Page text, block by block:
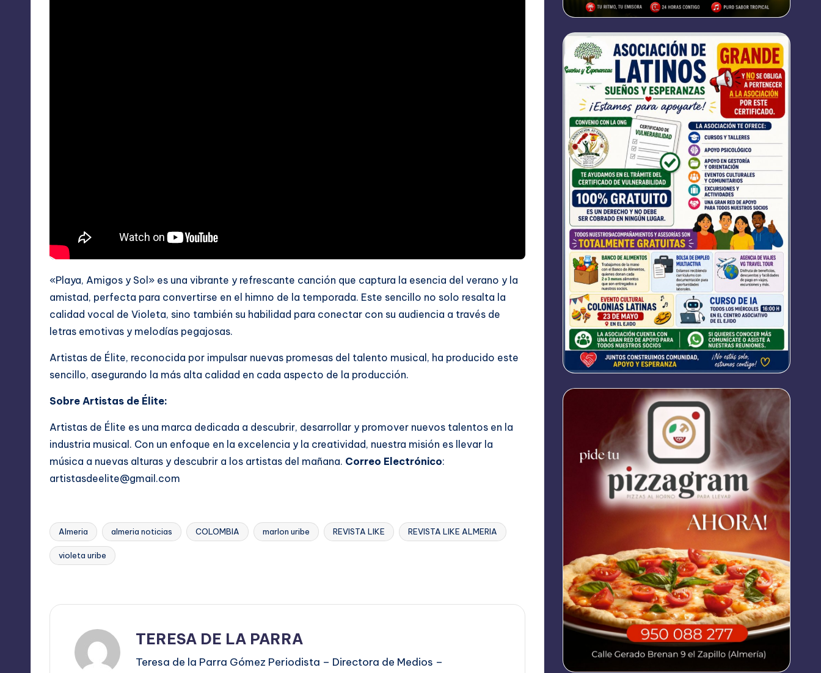
«Playa, Amigos y Sol» es una vibrante y refrescante canción que captura la esencia del verano y la
amistad, perfecta para convertirse en el himno de la temporada. Este sencillo no solo resalta la
calidad vocal de Violeta, sino también su habilidad para conectar con su audiencia a través de
letras emotivas y melodías pegajosas.
Artistas de Élite, reconocida por impulsar nuevas promesas del talento musical, ha producido este
sencillo, asegurando la más alta calidad en cada aspecto de la producción.
Sobre Artistas de Élite:
Artistas de Élite es una marca dedicada a descubrir, desarrollar y promover nuevos talentos en la
industria musical. Con un enfoque en la excelencia y la creatividad, nuestra misión es llevar la
música a nuevas alturas y descubrir a los artistas del mañana. Correo Electrónico:
artistasdeelite@gmail.com
Etiquetas:
Almeria almeria noticias COLOMBIA marlon uribe REVISTA LIKE REVISTA LIKE ALMERIA
violeta uribe
TERESA DE LA PARRA
Teresa de la Parra Gómez Periodista – Directora de Medios –